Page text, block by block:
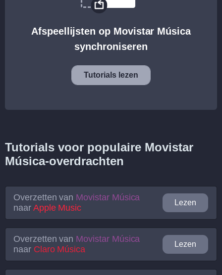
Afspeellijsten op Movistar Música
synchroniseren
Tutorials lezen
Tutorials voor populaire Movistar
Música-overdrachten
Overzetten van Movistar Música
naar Apple Music
Lezen
Overzetten van Movistar Música
naar Claro Música
Lezen